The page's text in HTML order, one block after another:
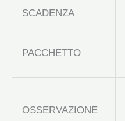
SCADENZA
PACCHETTO
OSSERVAZIONE